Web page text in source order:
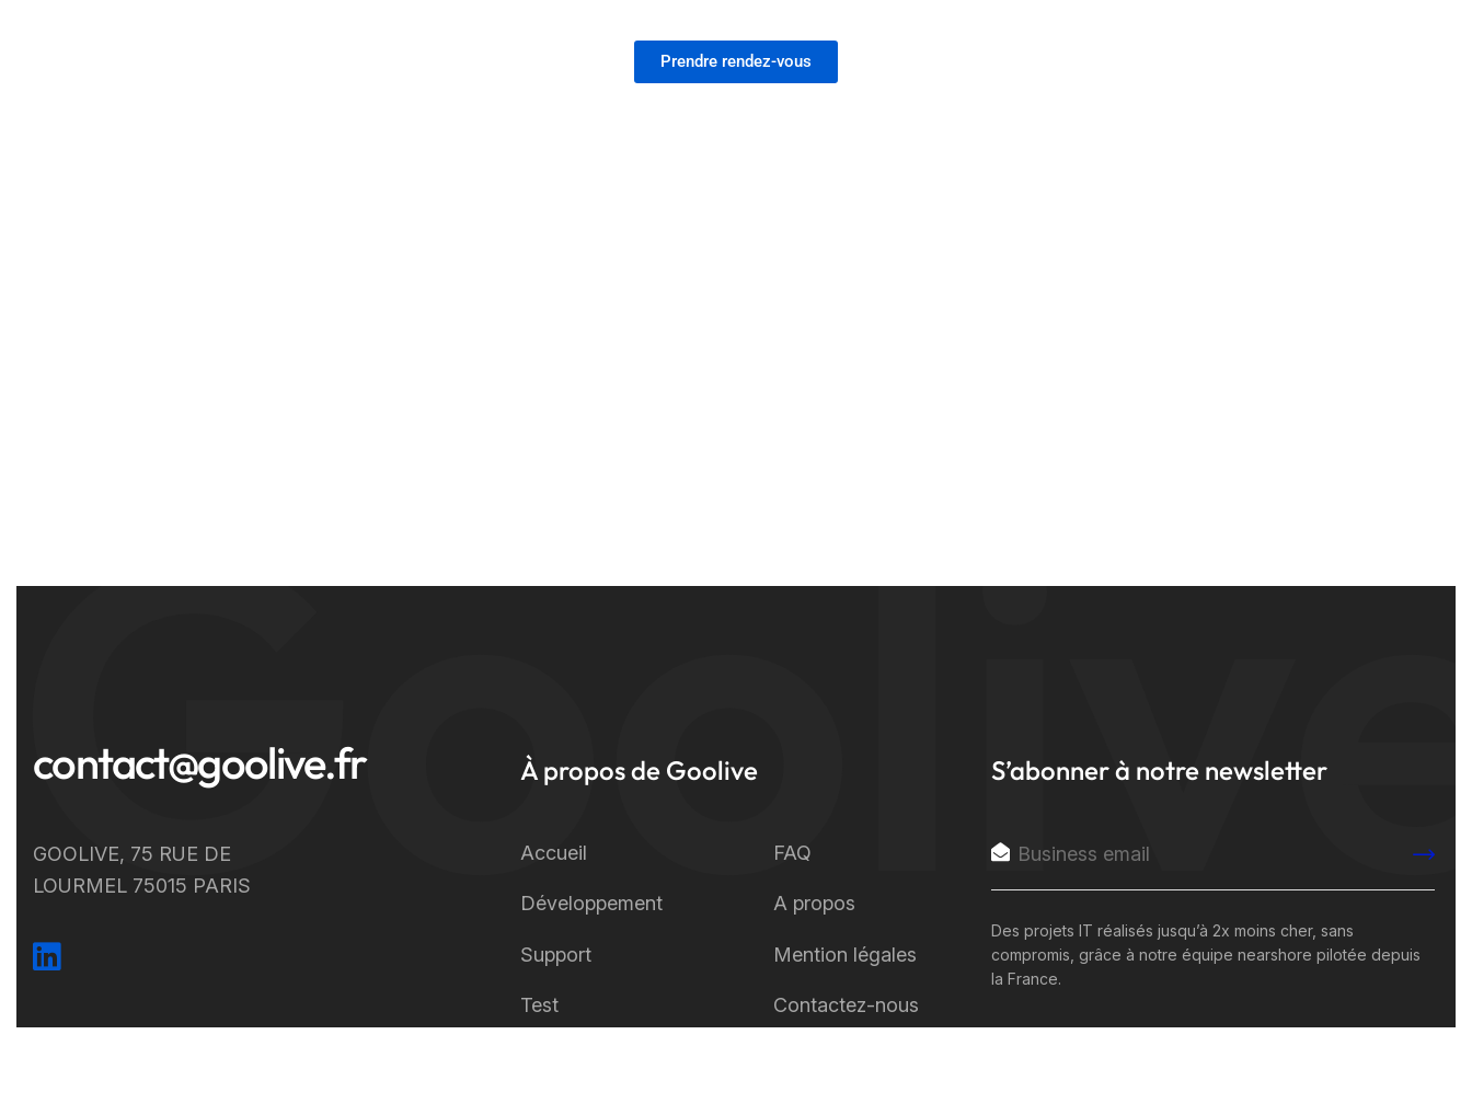
Prendre rendez-vous
contact@goolive.fr
GOOLIVE, 75 RUE DE
LOURMEL 75015 PARIS
À propos de Goolive
Accueil
Développement
Support
Test
FAQ
A propos
Mention légales
Contactez-nous
S’abonner à notre newsletter
Des projets IT réalisés jusqu’à 2x moins cher, sans
compromis, grâce à notre équipe nearshore pilotée depuis
la France.